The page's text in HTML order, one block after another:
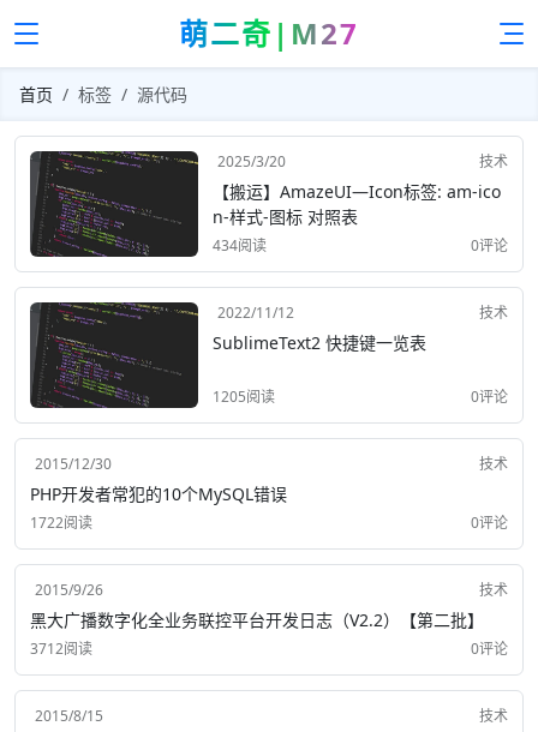
萌二奇|M27
首页 标签 源代码
2025/3/20 技术
【搬运】AmazeUI—Icon标签: am-ico
n-样式-图标 对照表
434阅读 0评论
2022/11/12 技术
SublimeText2 快捷键一览表
1205阅读 0评论
2015/12/30 技术
PHP开发者常犯的10个MySQL错误
1722阅读 0评论
2015/9/26 技术
黑大广播数字化全业务联控平台开发日志（V2.2）【第二批】
3712阅读 0评论
2015/8/15 技术